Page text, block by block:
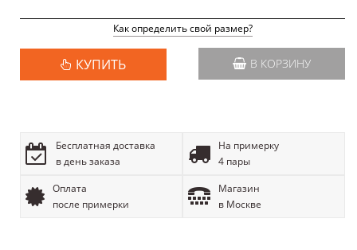
Как определить свой размер?
КУПИТЬ В КОРЗИНУ
Бесплатная доставка
в день заказа
На примерку
4 пары
Оплата
после примерки
Магазин
в Москве